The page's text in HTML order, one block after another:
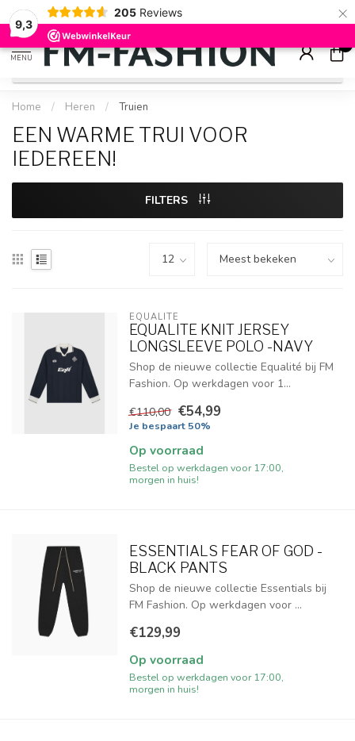
9,3
205 Reviews ×
Check onzesale artikelenvoor flinke kortingen
MENU
0
Home / Heren / Truien
EEN WARME TRUI VOOR
IEDEREEN!
FILTERS
EQUALITÉ
EQUALITE KNIT JERSEY
LONGSLEEVE POLO -NAVY
Shop de nieuwe collectie Equalité bij FM
Fashion. Op werkdagen voor 1...
€110,00 €54,99
Je bespaart 50%
Op voorraad
Bestel op werkdagen voor 17:00,
morgen in huis!
ESSENTIALS FEAR OF GOD -
BLACK PANTS
Shop de nieuwe collectie Essentials bij
FM Fashion. Op werkdagen voor ...
€129,99
Op voorraad
Bestel op werkdagen voor 17:00,
morgen in huis!